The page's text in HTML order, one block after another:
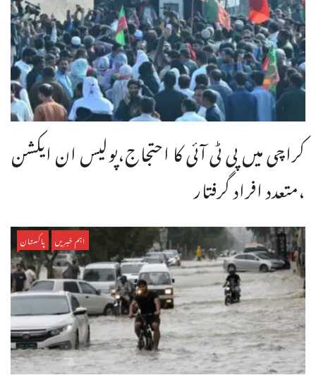
کراچی میں پی ٹی آئی کا احتجاج،پولیس ان ایکشن
،متعدد افراد گرفتار
اہم خبریں پاکستان